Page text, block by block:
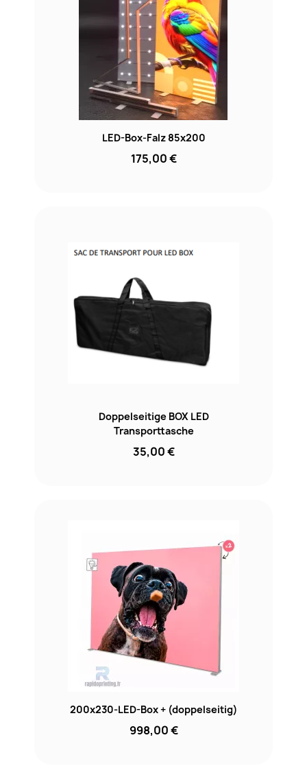
LED-Box-Falz 85x200
175,00 €
Doppelseitige BOX LED
Transporttasche
35,00 €
200x230-LED-Box + (doppelseitig)
998,00 €